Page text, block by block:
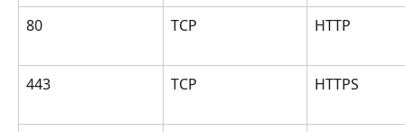
80
TCP HTTP
443 TCP HTTPS